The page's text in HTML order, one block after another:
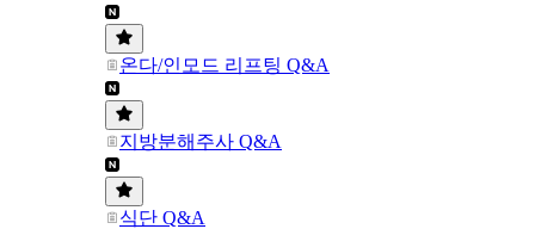
온다/인모드 리프팅 Q&A
지방분해주사 Q&A
식단 Q&A